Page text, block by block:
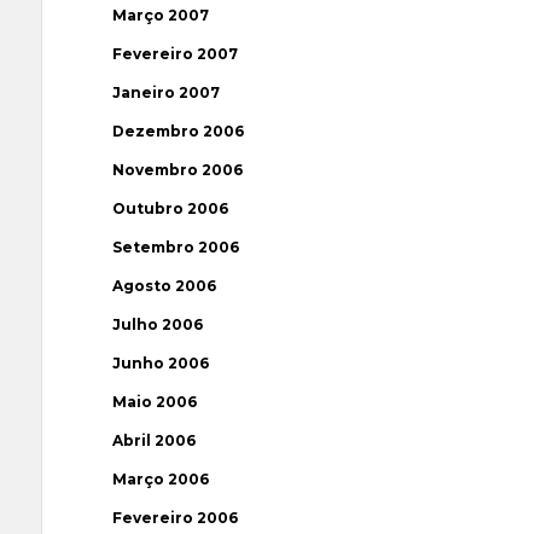
Março 2007
Fevereiro 2007
Janeiro 2007
Dezembro 2006
Novembro 2006
Outubro 2006
Setembro 2006
Agosto 2006
Julho 2006
Junho 2006
Maio 2006
Abril 2006
Março 2006
Fevereiro 2006